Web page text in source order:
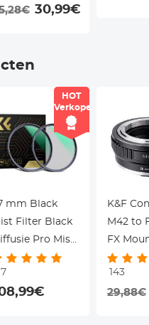
30,99€
HOT
Verkoper
mm Black
Filter Black
Pro Mist
+ 1/8 Filter Kit
Filmisch
Voor
K&F
M42 to
FX
Adapter
143
29,88€